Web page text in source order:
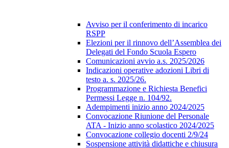
Avviso per il conferimento di incarico
RSPP
Elezioni per il rinnovo dell’Assemblea dei
Delegati del Fondo Scuola Espero
Comunicazioni avvio a.s. 2025/2026
Indicazioni operative adozioni Libri di
testo a. s. 2025/26.
Programmazione e Richiesta Benefici
Permessi Legge n. 104/92.
Adempimenti inizio anno 2024/2025
Convocazione Riunione del Personale
ATA - Inizio anno scolastico 2024/2025
Convocazione collegio docenti 2/9/24
Sospensione attività didattiche e chiusura